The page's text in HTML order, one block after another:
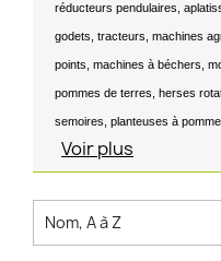
réducteurs pendulaires,
godets, tracteurs, machines
points, machines à béchers,
pommes de terres, herses
semoires, planteuses à
Voir plus
Nom, A à Z